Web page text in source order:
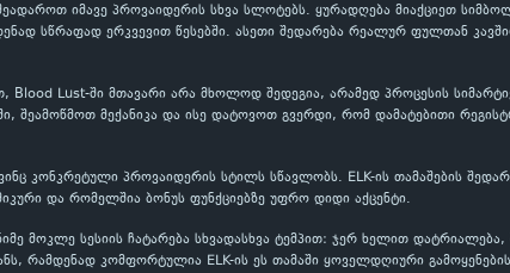
იმავე პროვაიდერის სხვა სლოტებს. ყურადღება მიაქციეთ
სწრაფად ერკვევით წესებში. ასეთი შედარება რეალურ ფულთან
Lust-ში მთავარი არა მხოლოდ შედეგია, არამედ პროცესის
შეამოწმოთ მექანიკა და ისე დატოვოთ გვერდი, რომ დამატებითი
კონკრეტული პროვაიდერის სტილს სწავლობს. ELK-ის თამაშების
და რომელშია ბონუს ფუნქციებზე უფრო დიდი აქცენტი.
მოკლე სესიის ჩატარება სხვადასხვა ტემპით: ჯერ ხელით დატრიალება,
რამდენად კომფორტულია ELK-ის ეს თამაში ყოველდღიური